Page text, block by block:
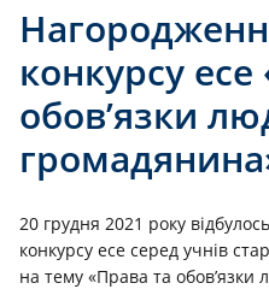
конкурсу
обов’язки
20 грудня 2021 року
конкурсу есе серед учнів
на тему «Права та